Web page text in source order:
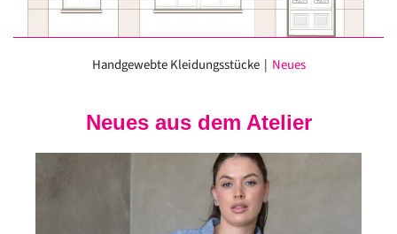
Handgewebte Kleidungsstücke Neues
Neues aus dem Atelier